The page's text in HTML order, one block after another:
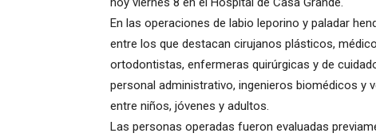
En las operaciones de labio leporino y paladar
entre los que destacan cirujanos plásticos,
ortodontistas, enfermeras quirúrgicas y de
personal administrativo, ingenieros biomédicos y
entre niños, jóvenes y adultos.
Las personas operadas fueron evaluadas